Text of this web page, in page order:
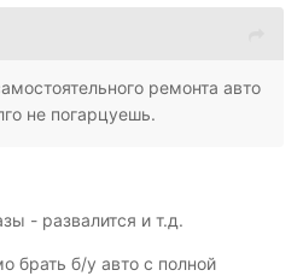
ремонта авто
не погарцуешь.
- развалится и т.д.
брать б/у авто с полной